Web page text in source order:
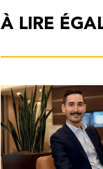
À LIRE